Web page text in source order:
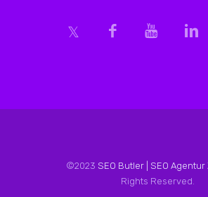
©2023 SEO Butler | SEO
Rights Reserved.